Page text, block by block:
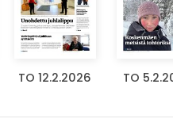
TO 12.2.2026 TO